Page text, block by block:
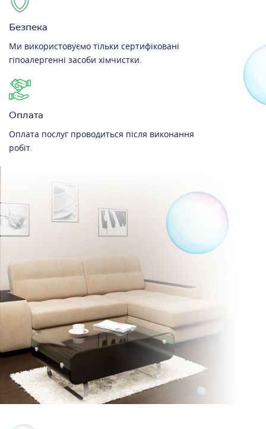
Безпека
Ми використовуємо тільки сертифіковані
гіпоалергенні засоби хімчистки.
Оплата
Оплата послуг проводиться після виконання
робіт.